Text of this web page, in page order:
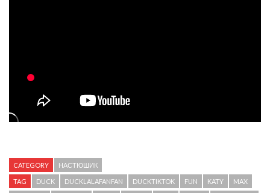
CATEGORY НАСТЮШИК
TAG DUCK DUCKLALAFANFAN DUCKTIKTOK FUN KATY MAX